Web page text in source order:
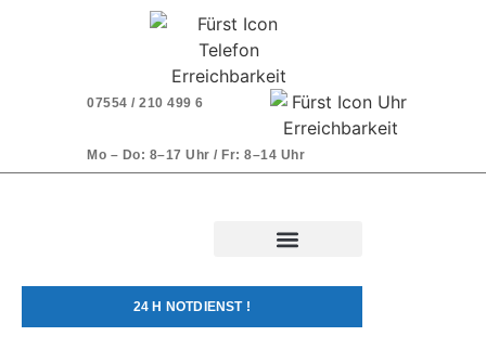
07554 / 210 499 6
Mo – Do: 8–17 Uhr / Fr: 8–14 Uhr
24 H NOTDIENST !